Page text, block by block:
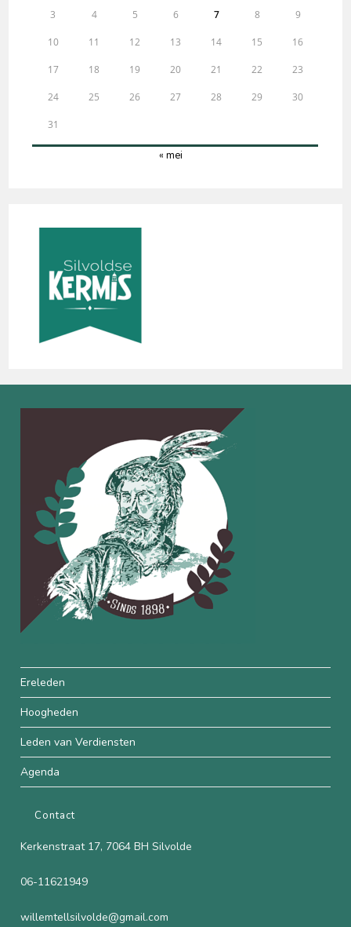
3 4 5 6 7 8 9
10 11 12 13 14 15 16
17 18 19 20 21 22 23
24 25 26 27 28 29 30
31
« mei
Ereleden
Hoogheden
Leden van Verdiensten
Agenda
Contact
Kerkenstraat 17, 7064 BH Silvolde
06-11621949
willemtellsilvolde@gmail.com